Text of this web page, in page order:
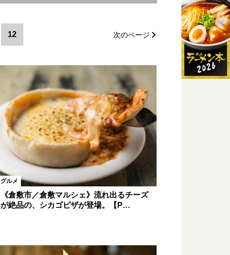
12 次のページ
グルメ
《倉敷市／倉敷マルシェ》流れ出るチーズ
が絶品の、シカゴピザが登場。【P…